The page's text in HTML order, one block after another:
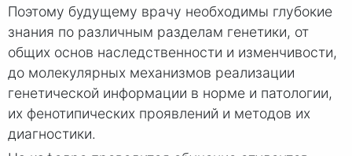
Поэтому будущему врачу необходимы глубокие
знания по различным разделам генетики, от
общих основ наследственности и изменчивости,
до молекулярных механизмов реализации
генетической информации в норме и патологии,
их фенотипических проявлений и методов их
диагностики.